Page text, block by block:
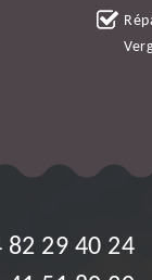
82 29 40 24